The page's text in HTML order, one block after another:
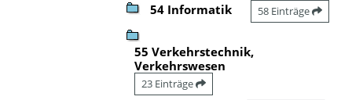
54 Informatik 58 Einträge
55 Verkehrstechnik,
Verkehrswesen
23 Einträge